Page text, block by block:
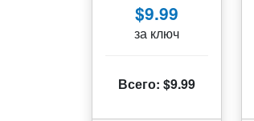
$9.99
за ключ
Всего: $9.99